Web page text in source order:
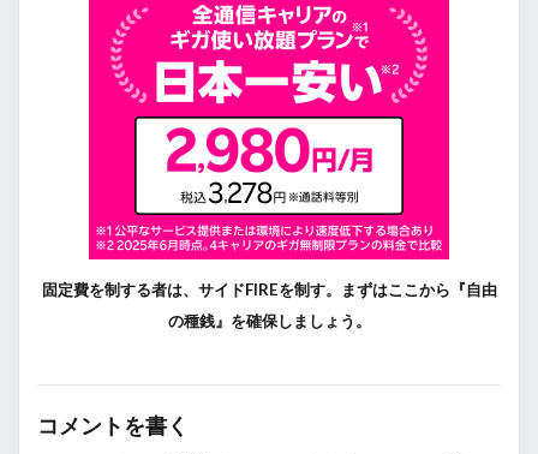
固定費を制する者は、サイドFIREを制す。まずはここから『自由
の種銭』を確保しましょう。
コメントを書く